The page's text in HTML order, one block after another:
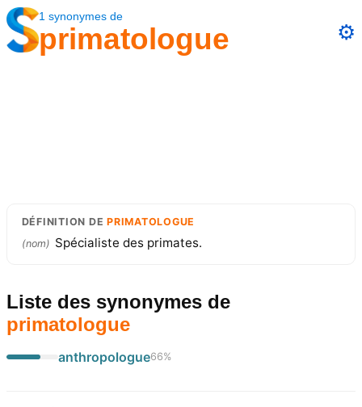
1 synonymes de
primatologue ⚙️
DÉFINITION DEPRIMATOLOGUE
(nom) Spécialiste des primates.
Liste des synonymes de
primatologue
anthropologue66%